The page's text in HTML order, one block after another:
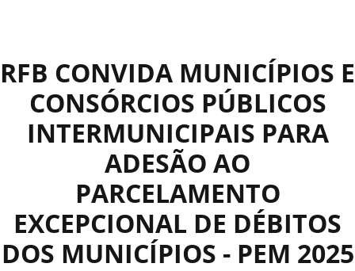
RFB CONVIDA MUNICÍPIOS E
CONSÓRCIOS PÚBLICOS
INTERMUNICIPAIS PARA
ADESÃO AO
PARCELAMENTO
EXCEPCIONAL DE DÉBITOS
DOS MUNICÍPIOS - PEM 2025